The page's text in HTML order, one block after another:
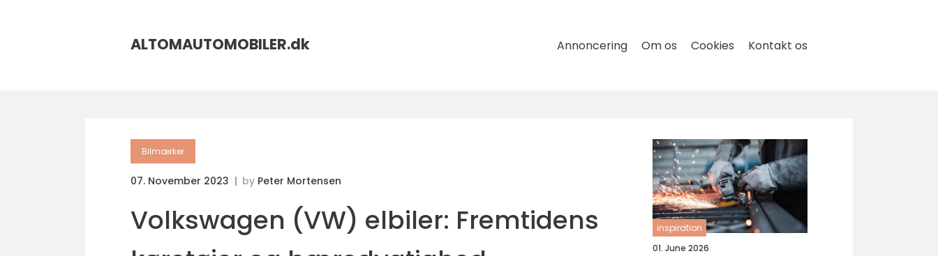
ALTOMAUTOMOBILER.dk Annoncering Om os Cookies Kontakt os
Bilmærker
07. November 2023 by Peter Mortensen
Volkswagen (VW) elbiler: Fremtidens
inspiration
01. June 2026